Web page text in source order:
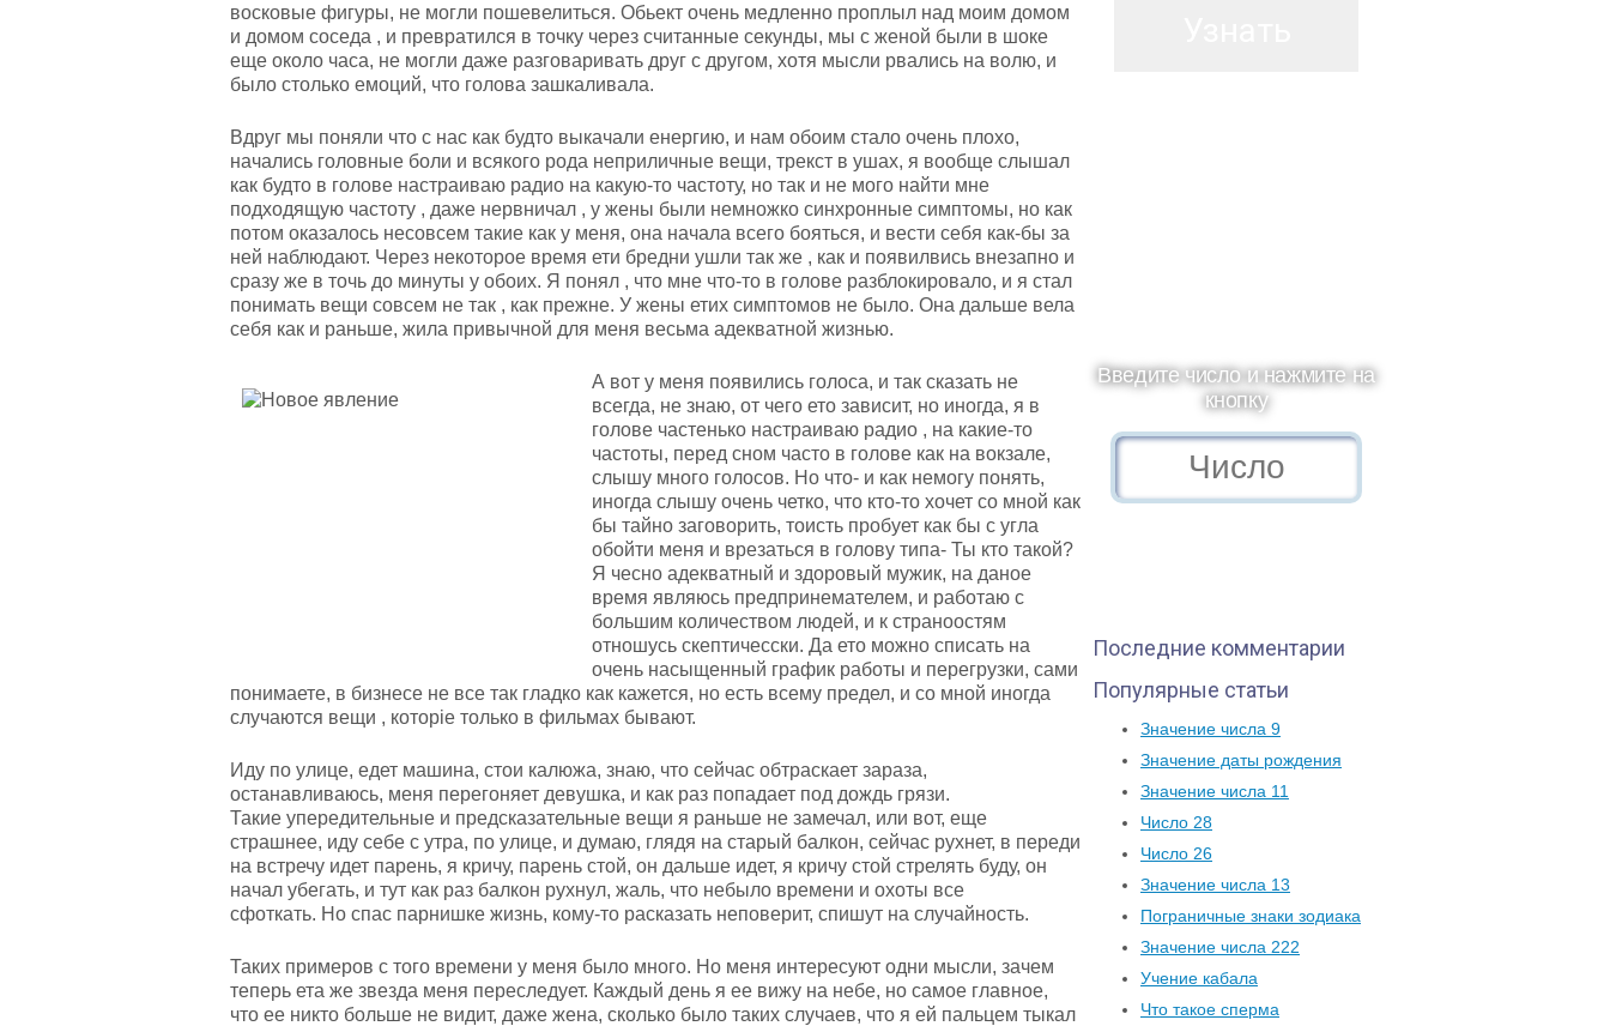
восковые фигуры, не могли пошевелиться. Обьект очень медленно проплыл над моим домом
и домом соседа , и превратился в точку через считанные секунды, мы с женой были в шоке
еще около часа, не могли даже разговаривать друг с другом, хотя мысли рвались на волю, и
было столько емоций, что голова зашкаливала.
Вдруг мы поняли что с нас как будто выкачали енергию, и нам обоим стало очень плохо,
начались головные боли и всякого рода неприличные вещи, трекст в ушах, я вообще слышал
как будто в голове настраиваю радио на какую-то частоту, но так и не мого найти мне
подходящую частоту , даже нервничал , у жены были немножко синхронные симптомы, но как
потом оказалось несовсем такие как у меня, она начала всего бояться, и вести себя как-бы за
ней наблюдают. Через некоторое время ети бредни ушли так же , как и появилвись внезапно и
сразу же в точь до минуты у обоих. Я понял , что мне что-то в голове разблокировало, и я стал
понимать вещи совсем не так , как прежне. У жены етих симптомов не было. Она дальше вела
себя как и раньше, жила привычной для меня весьма адекватной жизнью.
А вот у меня появились голоса, и так сказать не
всегда, не знаю, от чего ето зависит, но иногда, я в
голове частенько настраиваю радио , на какие-то
частоты, перед сном часто в голове как на вокзале,
слышу много голосов. Но что- и как немогу понять,
иногда слышу очень четко, что кто-то хочет со мной как
бы тайно заговорить, тоисть пробует как бы с угла
обойти меня и врезаться в голову типа- Ты кто такой?
Я чесно адекватный и здоровый мужик, на даное
время являюсь предпринемателем, и работаю с
большим количеством людей, и к страноостям
отношусь скептичесски. Да ето можно списать на
очень насыщенный график работы и перегрузки, сами
понимаете, в бизнесе не все так гладко как кажется, но есть всему предел, и со мной иногда
случаются вещи , которіе только в фильмах бывают.
Иду по улице, едет машина, стои калюжа, знаю, что сейчас обтраскает зараза,
останавливаюсь, меня перегоняет девушка, и как раз попадает под дождь грязи.
Такие упередительные и предсказательные вещи я раньше не замечал, или вот, еще
страшнее, иду себе с утра, по улице, и думаю, глядя на старый балкон, сейчас рухнет, в переди
на встречу идет парень, я кричу, парень стой, он дальше идет, я кричу стой стрелять буду, он
начал убегать, и тут как раз балкон рухнул, жаль, что небыло времени и охоты все
сфоткать. Но спас парнишке жизнь, кому-то расказать неповерит, спишут на случайность.
Таких примеров с того времени у меня было много. Но меня интересуют одни мысли, зачем
теперь ета же звезда меня переследует. Каждый день я ее вижу на небе, но самое главное,
что ее никто больше не видит, даже жена, сколько было таких случаев, что я ей пальцем тыкал
Введите число и нажмите на
кнопку
Последние комментарии
Популярные статьи
Значение числа 9
Значение даты рождения
Значение числа 11
Число 28
Число 26
Значение числа 13
Пограничные знаки зодиака
Значение числа 222
Учение кабала
Что такое сперма